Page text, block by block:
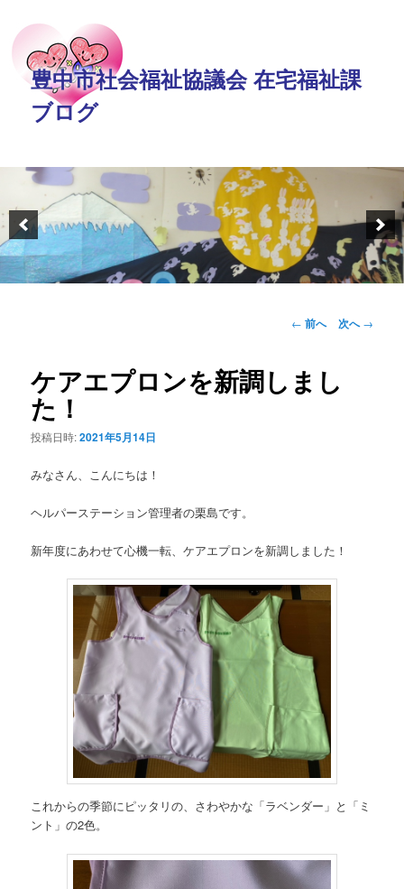
豊中市社会福祉協議会 在宅福祉課
ブログ
投稿ナビゲーション
← 前へ 次へ→
ケアエプロンを新調しまし
た！
投稿日時:2021年5月14日
みなさん、こんにちは！
ヘルパーステーション管理者の栗島です。
新年度にあわせて心機一転、ケアエプロンを新調しました！
これからの季節にピッタリの、さわやかな「ラベンダー」と「ミ
ント」の2色。